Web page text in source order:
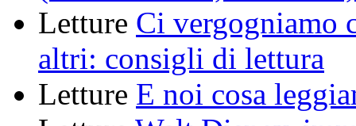
Letture Ci vergogniamo
altri: consigli di lettura
Letture E noi cosa